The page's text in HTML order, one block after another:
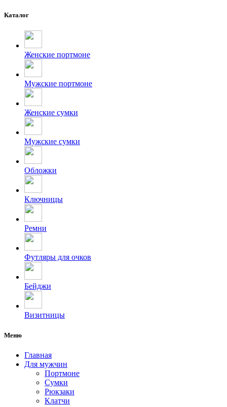
Каталог
Женские портмоне
Мужские портмоне
Женские сумки
Мужские сумки
Обложки
Ключницы
Ремни
Футляры для очков
Бейджи
Визитницы
Меню
Главная
Для мужчин
Портмоне
Сумки
Рюкзаки
Клатчи